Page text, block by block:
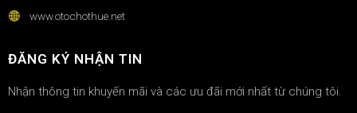
www.otochothue.net
ĐĂNG KÝ NHẬN TIN
Nhận thông tin khuyến mãi và các ưu đãi mới nhất từ chúng tôi.